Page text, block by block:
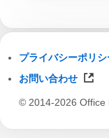
プライバシーポリシ
お問い合わせ
© 2014-2026 Office